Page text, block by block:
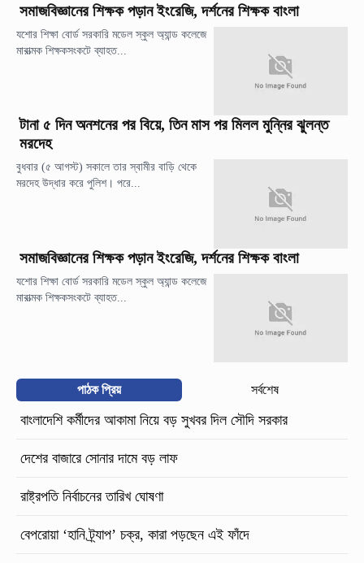
সমাজবিজ্ঞানের শিক্ষক পড়ান ইংরেজি, দর্শনের শিক্ষক বাংলা
যশোর শিক্ষা বোর্ড সরকারি মডেল স্কুল অ্যান্ড কলেজে
মারাত্মক শিক্ষকসংকটে ব্যাহত...
টানা ৫ দিন অনশনের পর বিয়ে, তিন মাস পর মিলল মুন্নির ঝুলন্ত
মরদেহ
বুধবার (৫ আগস্ট) সকালে তার স্বামীর বাড়ি থেকে
মরদেহ উদ্ধার করে পুলিশ। পরে...
সমাজবিজ্ঞানের শিক্ষক পড়ান ইংরেজি, দর্শনের শিক্ষক বাংলা
যশোর শিক্ষা বোর্ড সরকারি মডেল স্কুল অ্যান্ড কলেজে
মারাত্মক শিক্ষকসংকটে ব্যাহত...
পাঠক প্রিয় সর্বশেষ
বাংলাদেশি কর্মীদের আকামা নিয়ে বড় সুখবর দিল সৌদি সরকার
দেশের বাজারে সোনার দামে বড় লাফ
রাষ্ট্রপতি নির্বাচনের তারিখ ঘোষণা
বেপরোয়া ‘হানি ট্র্যাপ’ চক্র, কারা পড়ছেন এই ফাঁদে